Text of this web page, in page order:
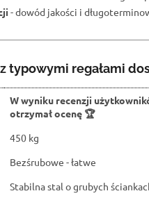
- dowód jakości i
typowymi regałami
W wyniku recenzji
otrzymał ocenę 🏆
450 kg
Bezśrubowe - łatwe
Stabilna stal o grubych